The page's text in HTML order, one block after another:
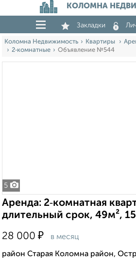
КОЛОМНА
Закладки
Коломна Недвижимость Квартиры
2‑комнатные
Объявление №544
5
Аренда: 2‑комнатная
длительный срок, 49м²,
28 000 ₽ в месяц
район Старая Коломна район,